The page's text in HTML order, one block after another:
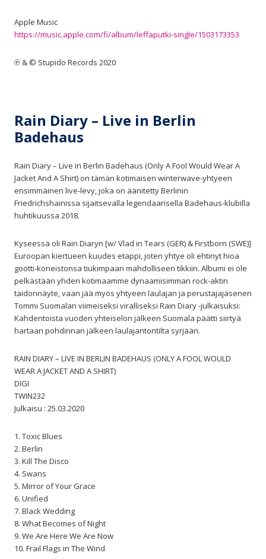
Apple Music
https://music.apple.com/fi/album/leffaputki-single/1503173353
℗ & © Stupido Records 2020
Rain Diary – Live in Berlin
Badehaus
Rain Diary – Live in Berlin Badehaus (Only A Fool Would Wear A
Jacket And A Shirt) on tämän kotimaisen winterwave-yhtyeen
ensimmäinen live-levy, joka on äänitetty Berlinin
Friedrichshainissa sijaitsevalla legendaarisella Badehaus-klubilla
huhtikuussa 2018.
Kyseessä oli Rain Diaryn [w/ Vlad in Tears (GER) & Firstborn (SWE)]
Euroopan kiertueen kuudes etappi, joten yhtye oli ehtinyt hioa
gootti-koneistonsa tiukimpaan mahdolliseen tikkiin. Albumi ei ole
pelkästään yhden kotimaamme dynaamisimman rock-aktin
taidonnäyte, vaan jää myös yhtyeen laulajan ja perustajajäsenen
Tommi Suomalan viimeiseksi viralliseksi Rain Diary -julkaisuksi:
Kahdentoista vuoden yhteiselon jälkeen Suomala päätti siirtyä
hartaan pohdinnan jälkeen laulajantontilta syrjään.
RAIN DIARY – LIVE IN BERLIN BADEHAUS (ONLY A FOOL WOULD
WEAR A JACKET AND A SHIRT)
DIGI
TWIN232
Julkaisu : 25.03.2020
1. Toxic Blues
2. Berlin
3. Kill The Disco
4. Swans
5. Mirror of Your Grace
6. Unified
7. Black Wedding
8. What Becomes of Night
9. We Are Here We Are Now
10. Frail Flags in The Wind